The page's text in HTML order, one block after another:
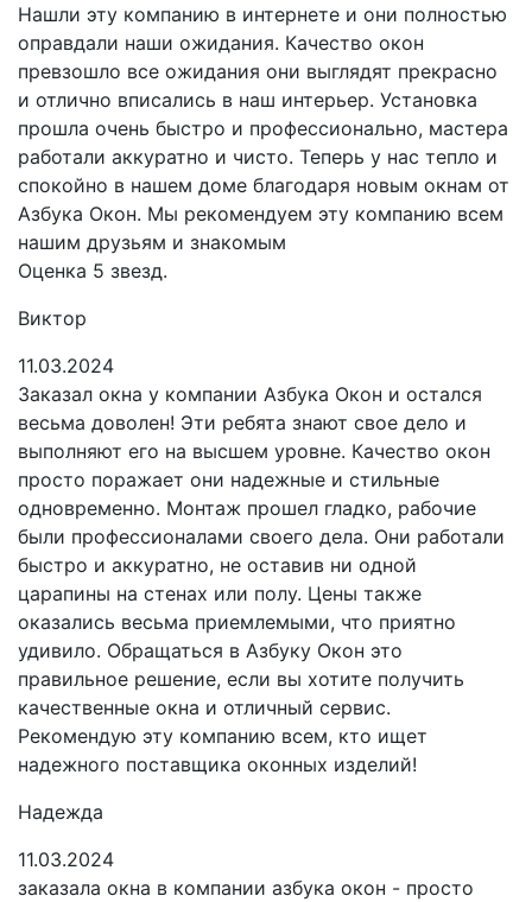
Нашли эту компанию в интернете и они полностью
оправдали наши ожидания. Качество окон
превзошло все ожидания они выглядят прекрасно
и отлично вписались в наш интерьер. Установка
прошла очень быстро и профессионально, мастера
работали аккуратно и чисто. Теперь у нас тепло и
спокойно в нашем доме благодаря новым окнам от
Азбука Окон. Мы рекомендуем эту компанию всем
нашим друзьям и знакомым
Оценка 5 звезд.
Виктор
11.03.2024
Заказал окна у компании Азбука Окон и остался
весьма доволен! Эти ребята знают свое дело и
выполняют его на высшем уровне. Качество окон
просто поражает они надежные и стильные
одновременно. Монтаж прошел гладко, рабочие
были профессионалами своего дела. Они работали
быстро и аккуратно, не оставив ни одной
царапины на стенах или полу. Цены также
оказались весьма приемлемыми, что приятно
удивило. Обращаться в Азбуку Окон это
правильное решение, если вы хотите получить
качественные окна и отличный сервис.
Рекомендую эту компанию всем, кто ищет
надежного поставщика оконных изделий!
Надежда
11.03.2024
заказала окна в компании азбука окон - просто